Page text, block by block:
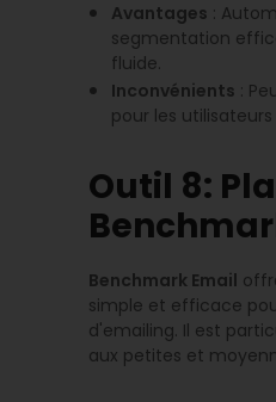
Avantages :
segmentation
fluide.
Inconvénients :
pour les
Outil 8:
Benchmark Email
simple et efficace
d'emailing. Il est
aux petites et